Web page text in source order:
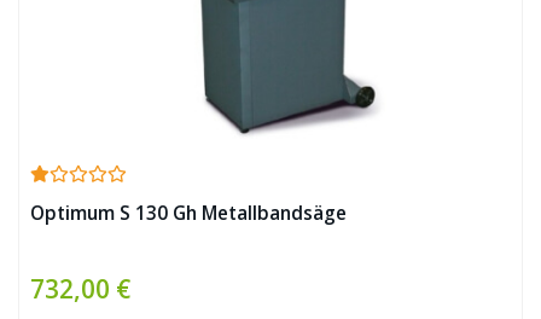
Optimum S 130 Gh Metallbandsäge
732,00 €